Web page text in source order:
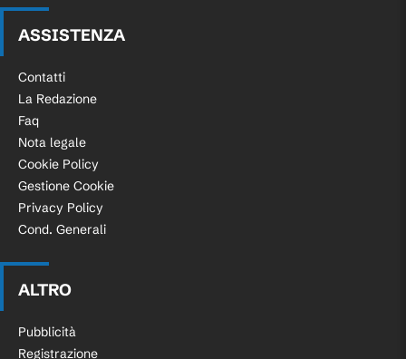
ASSISTENZA
Contatti
La Redazione
Faq
Nota legale
Cookie Policy
Gestione Cookie
Privacy Policy
Cond. Generali
ALTRO
Pubblicità
Registrazione